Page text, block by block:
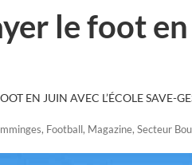
le foot
EN JUIN AVEC L’ÉCOLE SAVE-
, Football, Magazine, Secteur